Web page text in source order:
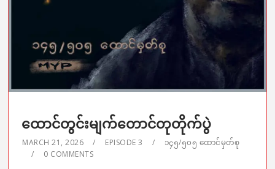
ထောင်တွင်းမျက်တောင်တုတိုက်ပွဲ
MARCH 21, 2026 EPISODE 3
၁၄၅/၅၀၅ ထောင်မှတ်စု
0 COMMENTS